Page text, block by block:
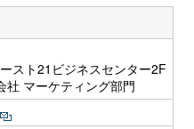
スト21ビジネスセンター2F
社 マーケティング部門